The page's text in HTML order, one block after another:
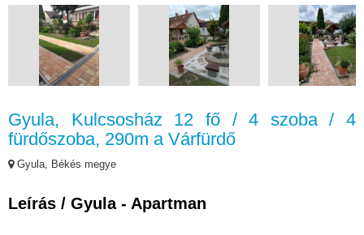
Gyula, Kulcsosház 12 fő / 4 szoba / 4
fürdőszoba, 290m a Várfürdő
Gyula, Békés megye
Leírás / Gyula - Apartman